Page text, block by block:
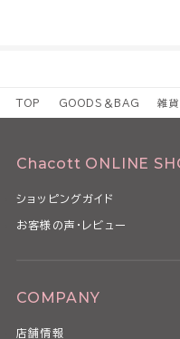
TOP GOODS＆BAG 雑貨
Chacott ONLINE
ショッピングガイド
お客様の声・レビュー
COMPANY
店舗情報